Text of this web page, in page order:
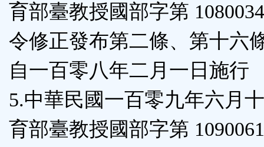
育部臺教授國部字第
令修正發布第二條、第十六
自一百零八年二月一日施行
5.中華民國一百零九年六月
育部臺教授國部字第